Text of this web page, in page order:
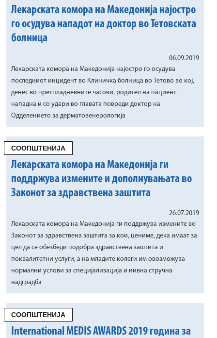
Лекарската комора на Македонија најостро
го осудува нападот на доктор во Тетовската
болница
06.09.2019
Лекарската комора на Македонија најостро го осудува
последниот инцидент во Клиничка болница во Тетово во кој,
денес во претпладневните часови, родител на пациент
нападна и со удари во главата повреди доктор на
Одделението за дерматовенерологија
СООПШТЕНИЈА
Лекарската комора на Македонија ги
поддржува измените и дополнувањата во
Законот за здравствена заштита
26.07.2019
Лекарската комора на Македонија ги поддржува измените во
Законот за здравствена заштита за кои, цениме, дека имаат за
цел да се обезбеди подобра здравствена заштита и
поквалитетни услуги, а на млaдите колеги им овозможува
нормални услови за специјализација и нивна стручна
надградба
СООПШТЕНИЈА
International MEDIS AWARDS 2019 година за